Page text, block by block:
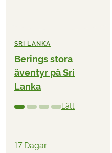
SRI LANKA
Berings stora
äventyr på Sri
Lanka
Lätt
17 Dagar